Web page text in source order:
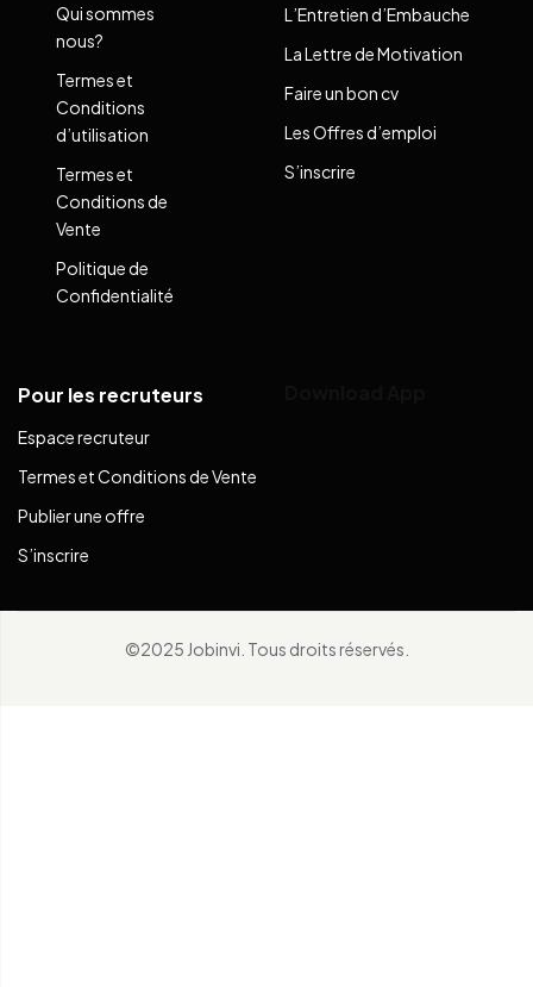
Qui sommes
nous?
Termes et
Conditions
d’utilisation
Termes et
Conditions de
Vente
Politique de
Confidentialité
L’Entretien d’Embauche
La Lettre de Motivation
Faire un bon cv
Les Offres d’emploi
S’inscrire
Pour les recruteurs
Espace recruteur
Termes et Conditions de Vente
Publier une offre
S’inscrire
©2025 Jobinvi. Tous droits réservés.